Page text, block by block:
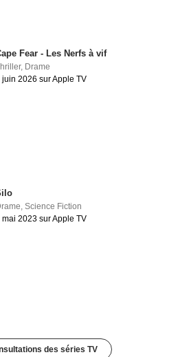
Fear - Les Nerfs à vif
, Drame
juin 2026 sur Apple TV
,Science Fiction
mai 2023 sur Apple TV
des séries TV